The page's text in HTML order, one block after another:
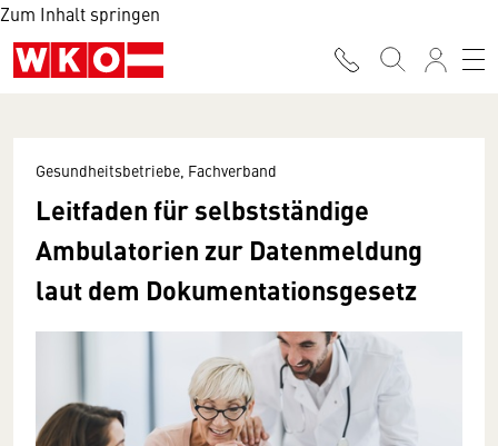
Zum Inhalt springen
Gesundheitsbetriebe, Fachverband
Leitfaden für selbstständige
Ambulatorien zur Datenmeldung
laut dem Dokumentationsgesetz